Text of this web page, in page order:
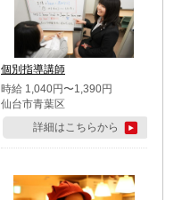
個別指導講師
時給 1,040円〜1,390円
仙台市青葉区
詳細はこちらから